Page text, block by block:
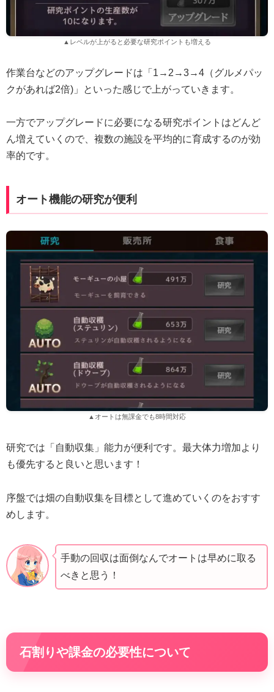
▲レベルが上がると必要な研究ポイントも増える
作業台などのアップグレードは「1→2→3→4（グルメパッ
クがあれば2倍)」といった感じで上がっていきます。
一方でアップグレードに必要になる研究ポイントはどんど
ん増えていくので、複数の施設を平均的に育成するのが効
率的です。
オート機能の研究が便利
▲オートは無課金でも8時間対応
研究では「自動収集」能力が便利です。最大体力増加より
も優先すると良いと思います！
序盤では畑の自動収集を目標として進めていくのをおすす
めします。
手動の回収は面倒なんでオートは早めに取る
べきと思う！
石割りや課金の必要性について